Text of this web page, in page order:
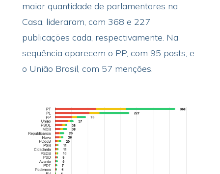
maior quantidade de parlamentares na
Casa, lideraram, com 368 e 227
publicações cada, respectivamente. Na
sequência aparecem o PP, com 95 posts, e
o União Brasil, com 57 menções.